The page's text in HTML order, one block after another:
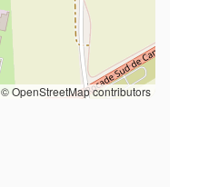
© OpenStreetMap contributors